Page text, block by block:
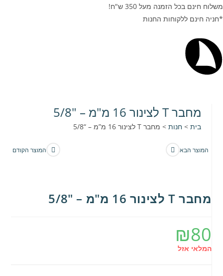
משלוח חינם בכל הזמנה מעל 350 ש"ח!
*חניה חינם ללקוחות החנות
מחבר T לצינור 16 מ"מ – "5/8
בית> חנות> מחבר T לצינור 16 מ”מ – “5/8
המוצר הקודם המוצר הבא
מחבר T לצינור 16 מ"מ – "5/8
₪80
המלאי אזל